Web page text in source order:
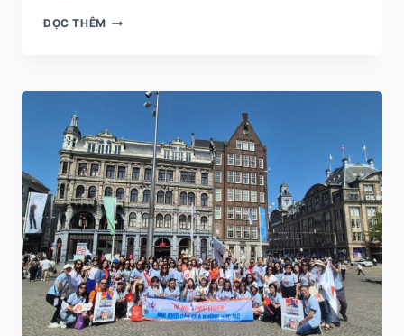
ĐỌC THÊMGREENAMS
AMSER
ROBOTICS
&
STEM
QUỐC
TẾ